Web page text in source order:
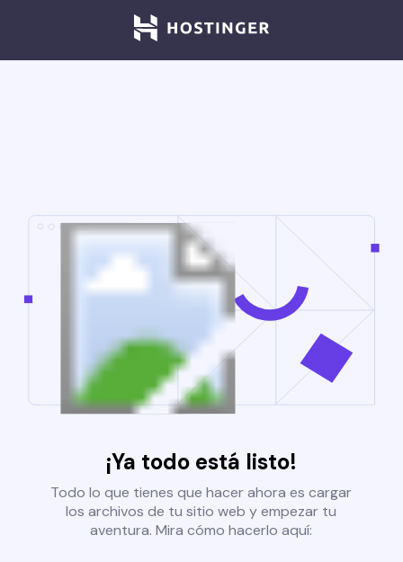
¡Ya todo está listo!
Todo lo que tienes que hacer ahora es cargar
los archivos de tu sitio web y empezar tu
aventura. Mira cómo hacerlo aquí: